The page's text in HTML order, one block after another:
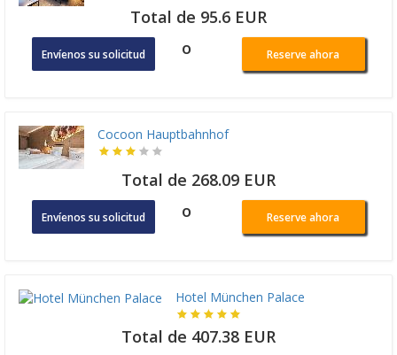
Total de 95.6 EUR
Envíenos su solicitud o Reserve ahora
Cocoon Hauptbahnhof
Total de 268.09 EUR
Envíenos su solicitud o Reserve ahora
Hotel München Palace
Total de 407.38 EUR